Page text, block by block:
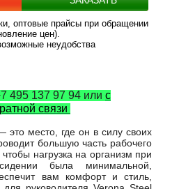
оптовые прайсы при обращении
цен).
неудобства
495 137 97 94 или с
связи
это место, где он в силу своих
большую часть рабочего
нагрузка на организм при
была минимальной,
вам комфорт и стиль,